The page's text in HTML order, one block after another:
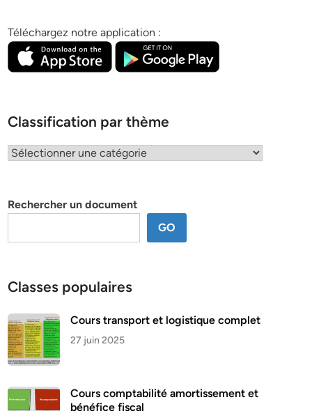
Téléchargez notre application :
Classification par thème
Classification
Rechercher un document
GO
Classes populaires
Cours transport et logistique complet
27 juin 2025
Cours comptabilité amortissement et
bénéfice fiscal